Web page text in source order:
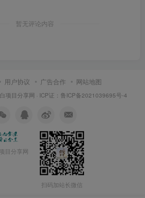
暂无评论内容
用户协议 广告合作 网站地图
项目分享网 · ICP证： 鲁ICP备2021039695号-4
目分享网
扫码加站长微信